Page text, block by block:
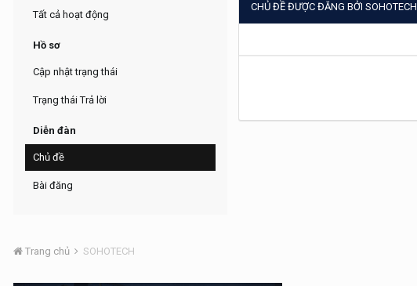
Tất cả hoạt động
Hồ sơ
Cập nhật trạng thái
Trạng thái Trả lời
Diễn đàn
Chủ đề
Bài đăng
CHỦ ĐỀ ĐƯỢC ĐĂNG BỞI SOHOTECH
Trang chủ SOHOTECH